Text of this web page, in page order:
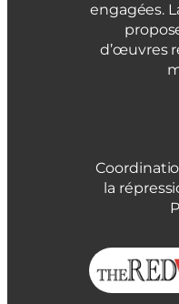
engagées.
d’œuvres
la